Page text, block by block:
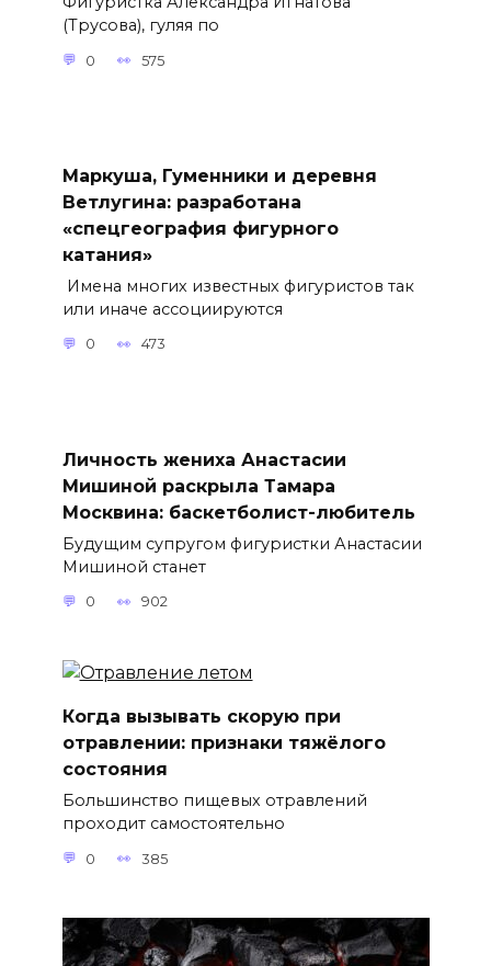
(Трусова), гуляя по
0 575
Маркуша, Гуменники и деревня
Ветлугина: разработана
«спецгеография фигурного
катания»
Имена многих известных фигуристов так
или иначе ассоциируются
0 473
Личность жениха Анастасии
Мишиной раскрыла Тамара
Москвина: баскетболист-любитель
Будущим супругом фигуристки Анастасии
Мишиной станет
0 902
Когда вызывать скорую при
отравлении: признаки тяжёлого
состояния
Большинство пищевых отравлений
проходит самостоятельно
0 385